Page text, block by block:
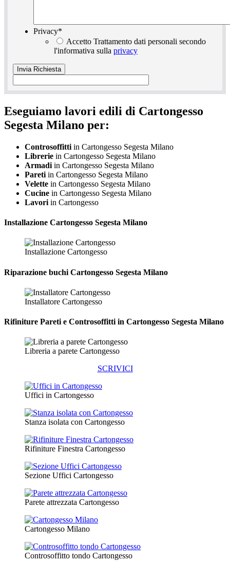
Privacy*
Accetto Trattamento dati personali secondo
l'informativa sulla privacy
Eseguiamo lavori edili di Cartongesso
Segesta Milano per:
Controsoffitti in Cartongesso Segesta Milano
Librerie in Cartongesso Segesta Milano
Armadi in Cartongesso Segesta Milano
Pareti in Cartongesso Segesta Milano
Velette in Cartongesso Segesta Milano
Cucine in Cartongesso Segesta Milano
Lavori in Cartongesso
Installazione Cartongesso Segesta Milano
Installazione Cartongesso
Riparazione buchi Cartongesso Segesta Milano
Installatore Cartongesso
Rifiniture Pareti e Controsoffitti in Cartongesso Segesta Milano
Libreria a parete Cartongesso
SCRIVICI
Uffici in Cartongesso
Stanza isolata con Cartongesso
Rifiniture Finestra Cartongesso
Sezione Uffici Cartongesso
Parete attrezzata Cartongesso
Cartongesso Milano
Controsoffitto tondo Cartongesso